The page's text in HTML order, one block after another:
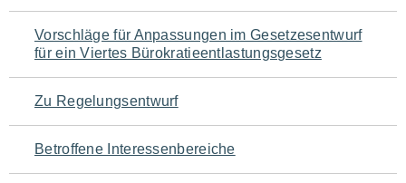
Navigation
für
den
Seiteninhalt
Vorschläge für Anpassungen im Gesetzesentwurf
für ein Viertes Bürokratieentlastungsgesetz
Zu Regelungsentwurf
Betroffene Interessenbereiche